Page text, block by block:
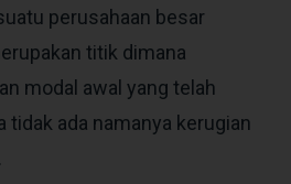
perusahaan besar
titik dimana
modal awal yang telah
tidak ada namanya kerugian